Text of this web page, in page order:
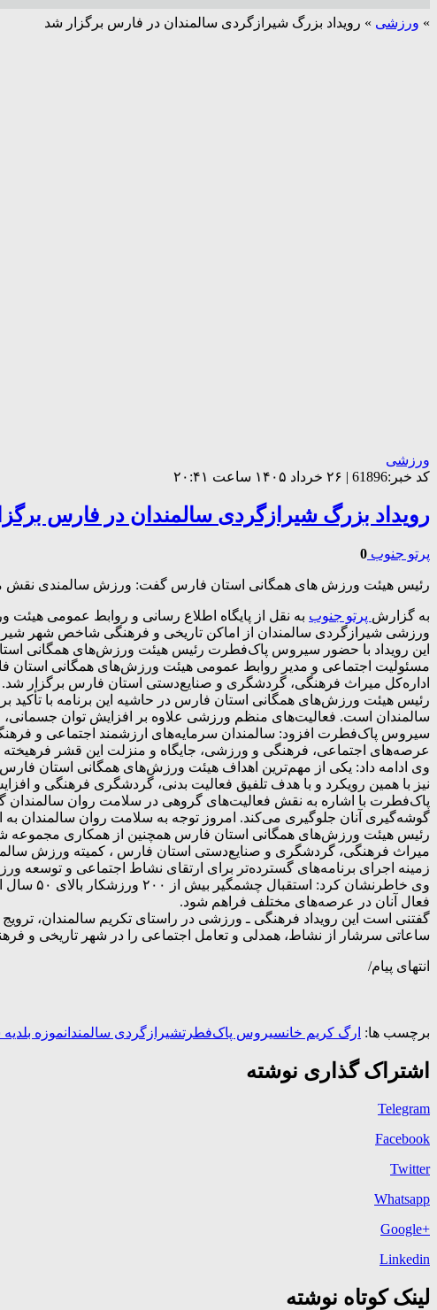
» ورزشی » رویداد بزرگ شیرازگردی سالمندان در فارس برگزار شد
ورزشی
کد خبر:61896 | ۲۶ خرداد ۱۴۰۵ ساعت ۲۰:۴۱
رویداد بزرگ شیرازگردی سالمندان در فارس
پرتو جنوب 0
رئیس هیئت ورزش های همگانی استان فارس گفت: ورزش سالمندی نقش
به گزارش پرتو جنوب
ورزشی شیرازگردی سالمندان از اماکن تاریخی و فرهنگی شاخص شهر شیراز
این رویداد با حضور سیروس پاک‌فطرت رئیس هیئت ورزش‌های همگانی
مسئولیت اجتماعی و مدیر روابط عمومی هیئت ورزش‌های همگانی استان
اداره‌کل میراث فرهنگی، گردشگری و صنایع‌دستی استان فارس برگزار شد.
رئیس هیئت ورزش‌های همگانی استان فارس در حاشیه این برنامه با
سالمندان است. فعالیت‌های منظم ورزشی علاوه بر افزایش توان
سیروس پاک‌فطرت افزود: سالمندان سرمایه‌های ارزشمند اجتماعی و
عرصه‌های اجتماعی، فرهنگی و ورزشی، جایگاه و منزلت این قشر فرهیخته
وی ادامه داد: یکی از مهم‌ترین اهداف هیئت ورزش‌های همگانی استان
نیز با همین رویکرد و با هدف تلفیق فعالیت بدنی، گردشگری فرهنگی و
پاک‌فطرت با اشاره به نقش فعالیت‌های گروهی در سلامت روان سالمندان
گوشه‌گیری آنان جلوگیری می‌کند. امروز توجه به سلامت روان
رئیس هیئت ورزش‌های همگانی استان فارس همچنین از همکاری مجموعه
میراث فرهنگی، گردشگری و صنایع‌دستی استان فارس ، کمیته ورزش
زمینه اجرای برنامه‌های گسترده‌تر برای ارتقای نشاط اجتماعی و توسعه
وی
فعال آنان در عرصه‌های مختلف فراهم شود.
گفتنی است این رویداد فرهنگی ـ ورزشی در راستای تکریم سالمندان،
ساعاتی سرشار از نشاط، همدلی و تعامل اجتماعی را در شهر تاریخی و
انتهای پیام/
برچسب ها: ارگ کریم خانسیروس پاک‌فطرتشیرازگردی سالمندانموزه بلدیه
اشتراک گذاری نوشته
Telegram
Facebook
Twitter
Whatsapp
+Google
Linkedin
لینک کوتاه نوشته